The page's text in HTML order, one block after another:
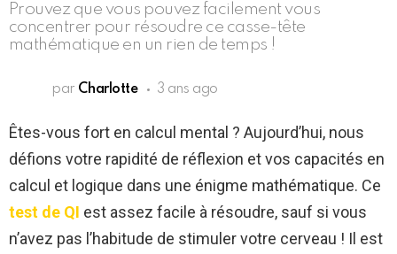
Prouvez que vous pouvez facilement vous
concentrer pour résoudre ce casse-tête
mathématique en un rien de temps !
par Charlotte 3 ans ago
Êtes-vous fort en calcul mental ? Aujourd’hui, nous
défions votre rapidité de réflexion et vos capacités en
calcul et logique dans une énigme mathématique. Ce
test de QI est assez facile à résoudre, sauf si vous
n’avez pas l’habitude de stimuler votre cerveau ! Il est